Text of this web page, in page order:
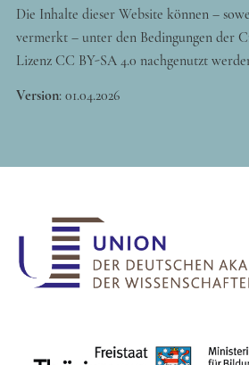
Die Inhalte dieser Website können –
vermerkt – unter den Bedingungen der
Lizenz CC BY-SA 4.0 nachgenutzt
Version: 01.04.2026